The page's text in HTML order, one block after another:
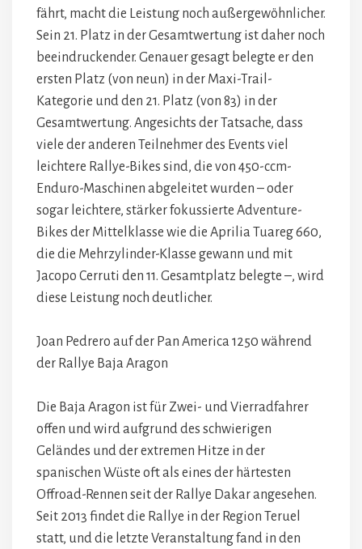
fährt, macht die Leistung noch außergewöhnlicher.
Sein 21. Platz in der Gesamtwertung ist daher noch
beeindruckender. Genauer gesagt belegte er den
ersten Platz (von neun) in der Maxi-Trail-
Kategorie und den 21. Platz (von 83) in der
Gesamtwertung. Angesichts der Tatsache, dass
viele der anderen Teilnehmer des Events viel
leichtere Rallye-Bikes sind, die von 450-ccm-
Enduro-Maschinen abgeleitet wurden – oder
sogar leichtere, stärker fokussierte Adventure-
Bikes der Mittelklasse wie die Aprilia Tuareg 660,
die die Mehrzylinder-Klasse gewann und mit
Jacopo Cerruti den 11. Gesamtplatz belegte –, wird
diese Leistung noch deutlicher.
Joan Pedrero auf der Pan America 1250 während
der Rallye Baja Aragon
Die Baja Aragon ist für Zwei- und Vierradfahrer
offen und wird aufgrund des schwierigen
Geländes und der extremen Hitze in der
spanischen Wüste oft als eines der härtesten
Offroad-Rennen seit der Rallye Dakar angesehen.
Seit 2013 findet die Rallye in der Region Teruel
statt, und die letzte Veranstaltung fand in den